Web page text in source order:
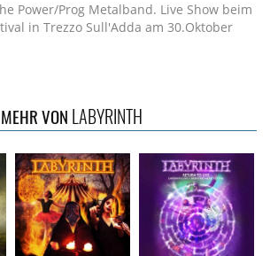
Power/Prog Metalband. Live Show beim
in Trezzo Sull'Adda am 30.Oktober
MEHR VON LABYRINTH